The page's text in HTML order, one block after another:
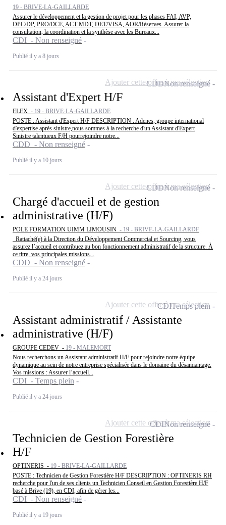
19 - BRIVE-LA-GAILLARDE
Assurer le développement et la gestion de projet pour les phases FAI, AVP,
DPC/DP, PRO/DCE, ACT-MDT, DET/VISA, AOR/Réserves. Assurer la
consultation, la coordination et la synthèse avec les Bureaux...
CDI - Non renseigné
Publié il y a 8 jours
Assistant d'Expert H/F
ELEX - 19 - BRIVE-LA-GAILLARDE
POSTE : Assistant d'Expert H/F DESCRIPTION : Adenes, groupe international
d'expertise après sinistre,nous sommes à la recherche d'un Assistant d'Expert
Sinistre talentueux F/H pourrejoindre notre...
CDD - Non renseigné
Publié il y a 10 jours
CDDNon renseigné
Ajouter cette offre à ma sélection
Chargé d'accueil et de gestion
administrative (H/F)
POLE FORMATION UIMM LIMOUSIN - 19 - BRIVE-LA-GAILLARDE
Rattaché(e) à la Direction du Développement Commercial et Sourcing, vous
assurez l’accueil et contribuez au bon fonctionnement administratif de la structure. À
ce titre, vos principales missions...
CDD - Non renseigné
Publié il y a 24 jours
CDDNon renseigné
Ajouter cette offre à ma sélection
Assistant administratif / Assistante
administrative (H/F)
GROUPE CEDEV - 19 - MALEMORT
Nous recherchons un Assistant administratif H/F pour rejoindre notre équipe
dynamique au sein de notre entreprise spécialisée dans le domaine du désamiantage.
Vos missions : Assurer l’accueil...
CDI - Temps plein
Publié il y a 24 jours
CDITemps plein
Ajouter cette offre à ma sélection
Technicien de Gestion Forestière
H/F
OPTINERIS - 19 - BRIVE-LA-GAILLARDE
POSTE : Technicien de Gestion Forestière H/F DESCRIPTION : OPTINERIS RH
recherche pour l'un de ses clients un Technicien Conseil en Gestion Forestière H/F
basé à Brive (19), en CDI, afin de gérer les...
CDI - Non renseigné
Publié il y a 19 jours
CDINon renseigné
Ajouter cette offre à ma sélection